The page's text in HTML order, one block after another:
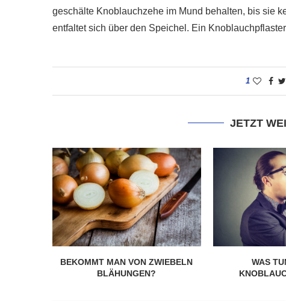
geschälte Knoblauchzehe im Mund behalten, bis sie
entfaltet sich über den Speichel. Ein
1
JETZT
BEKOMMT MAN VON ZWIEBELN
BLÄHUNGEN?
WAS